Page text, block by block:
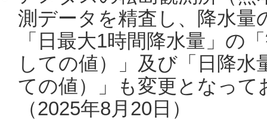
測データを精査し、降水
「日最大1時間降水量」の
しての値）」及び「日降
ての値）」も変更となっ
（2025年8月20日）